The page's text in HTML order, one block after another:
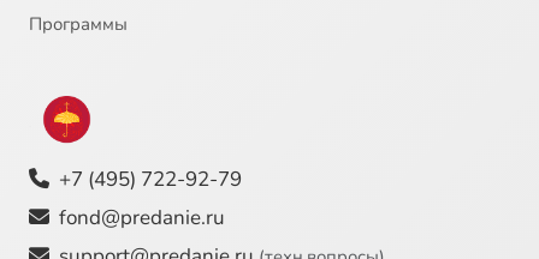
Программы
+7 (495) 722-92-79
fond@predanie.ru